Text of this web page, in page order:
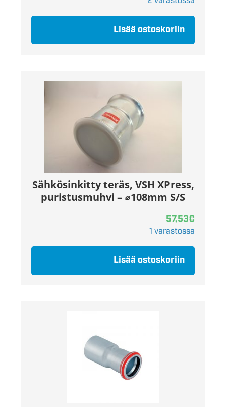
Lisää ostoskoriin
Sähkösinkitty teräs, VSH XPress,
puristusmuhvi – ⌀108mm S/S
57,53€
1 varastossa
Lisää ostoskoriin